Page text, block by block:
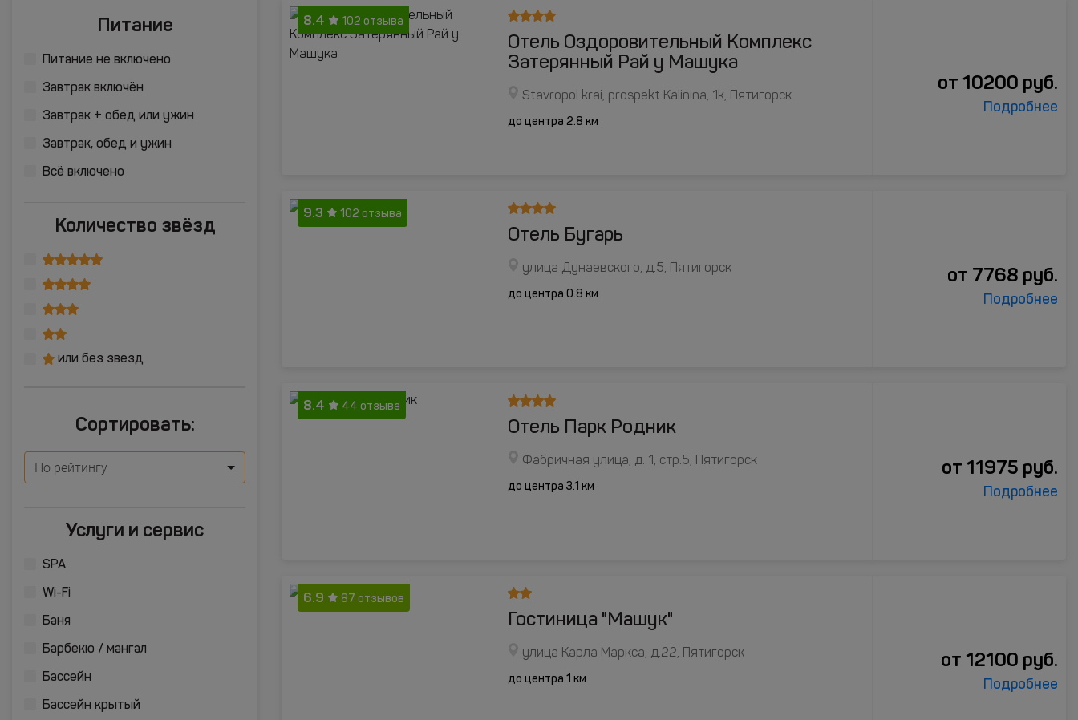
Питание
Питание не включено
Завтрак включён
Завтрак + обед или ужин
Завтрак, обед и ужин
Всё включено
Количество звёзд
или без звезд
Сортировать:
По рейтингу
Услуги и сервис
SPA
Wi-Fi
Баня
Барбекю / мангал
Бассейн
Бассейн крытый
8.4 102 отзыва
Отель Оздоровительный Комплекс
Затерянный Рай у Машука
Stavropol krai, prospekt Kalinina, 1k, Пятигорск
до центра 2.8 км
от 10200 руб.
Подробнее
9.3 102 отзыва
Отель Бугарь
улица Дунаевского, д.5, Пятигорск
до центра 0.8 км
от 7768 руб.
Подробнее
8.4 44 отзыва
Отель Парк Родник
Фабричная улица, д. 1, стр.5, Пятигорск
до центра 3.1 км
от 11975 руб.
Подробнее
6.9 87 отзывов
Гостиница "Машук"
улица Карла Маркса, д.22, Пятигорск
до центра 1 км
от 12100 руб.
Подробнее